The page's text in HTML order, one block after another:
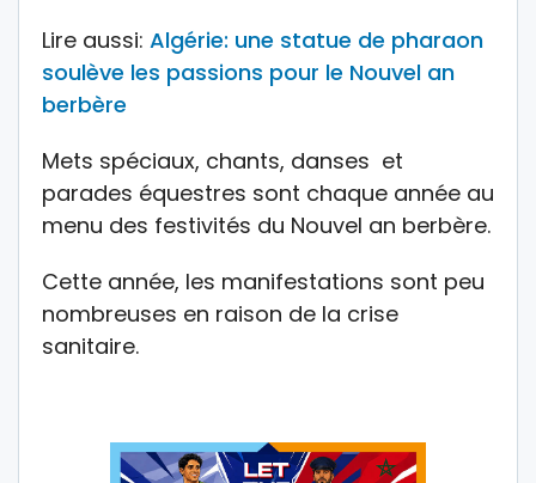
Lire aussi: Algérie: une statue de pharaon
soulève les passions pour le Nouvel an
berbère
Mets spéciaux, chants, danses et
parades équestres sont chaque année au
menu des festivités du Nouvel an berbère.
Cette année, les manifestations sont peu
nombreuses en raison de la crise
sanitaire.